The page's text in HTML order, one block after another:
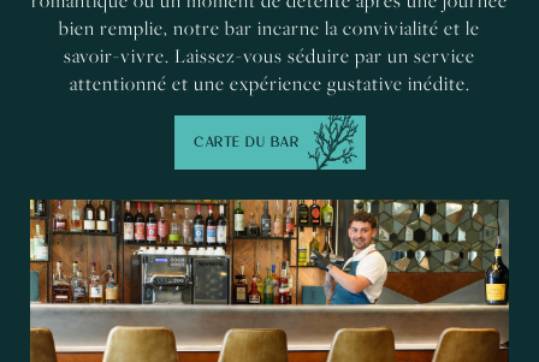
bien remplie, notre bar incarne la convivialité et le
savoir-vivre. Laissez-vous séduire par un service
attentionné et une expérience gustative inédite.
CARTE DU BAR